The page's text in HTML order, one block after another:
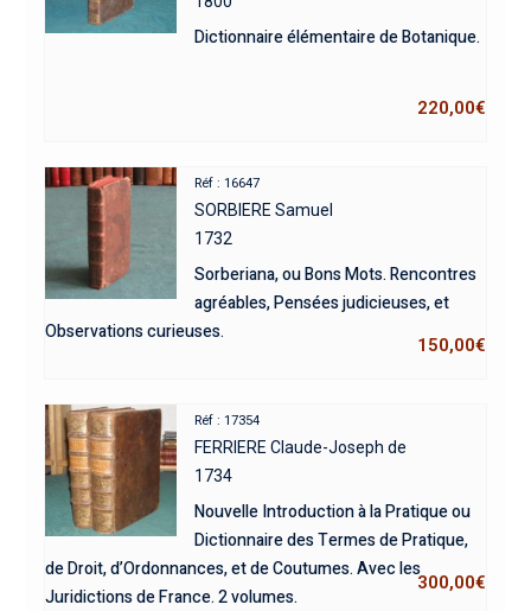
Dictionnaire élémentaire de Botanique.
220,00€
Réf : 16647
SORBIERE Samuel
1732
Sorberiana, ou Bons Mots. Rencontres
agréables, Pensées judicieuses, et
Observations curieuses.
150,00€
Réf : 17354
FERRIERE Claude-Joseph de
1734
Nouvelle Introduction à la Pratique ou
Dictionnaire des Termes de Pratique,
de Droit, d’Ordonnances, et de Coutumes. Avec les
Juridictions de France. 2 volumes.
300,00€